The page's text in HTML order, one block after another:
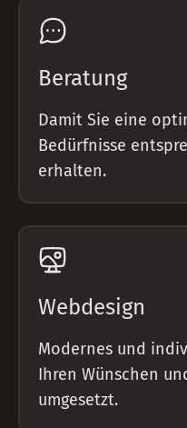
Beratung
Damit Sie eine
Bedürfnisse
erhalten.
Webdesign
Modernes und
Ihren Wünschen
umgesetzt.